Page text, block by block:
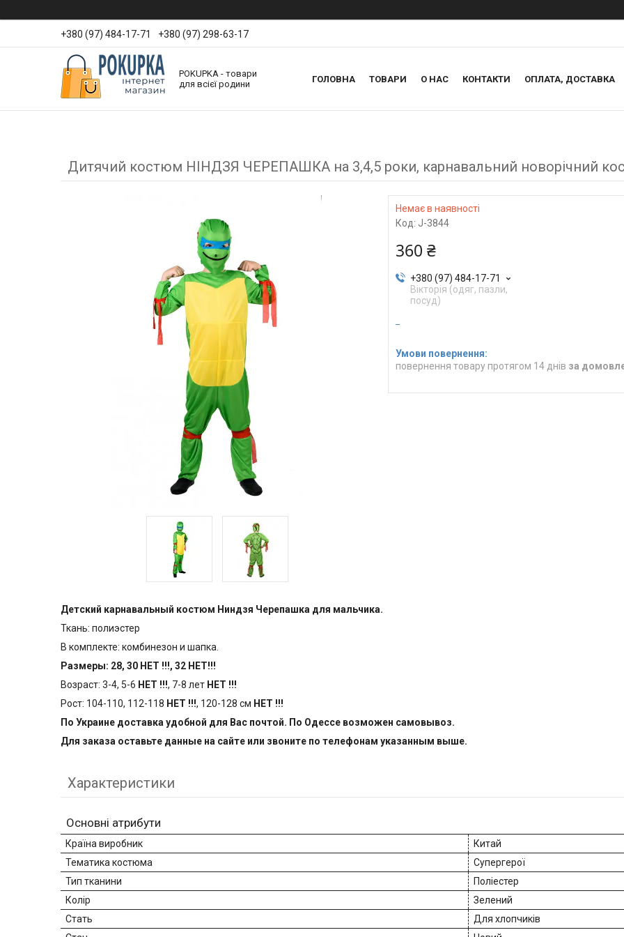
+380 (97) 484-17-71 +380 (97) 298-63-17
POKUPKA - товари
для всієї родини
ГОЛОВНА ТОВАРИ О НАС КОНТАКТИ ОПЛАТА, ДОСТАВКА
Дитячий костюм НІНДЗЯ ЧЕРЕПАШКА на 3,4,5 роки, карнавальний новорічний
Немає в наявності
Код: J-3844
360 ₴
+380 (97) 484-17-71
Вікторія (одяг, пазли,
посуд)
повернення товару протягом 14 днів за
Детский карнавальный костюм Ниндзя Черепашка для мальчика.
Ткань: полиэстер
В комплекте: комбинезон и шапка.
Размеры: 28, 30 НЕТ !!!, 32 НЕТ!!!
Возраст: 3-4, 5-6 НЕТ !!!, 7-8 лет НЕТ !!!
Рост: 104-110, 112-118 НЕТ !!!, 120-128 см НЕТ !!!
По Украине доставка удобной для Вас почтой. По Одессе возможен самовывоз.
Для заказа оставьте данные на сайте или звоните по телефонам указанным выше.
Характеристики
Основні атрибути
Країна виробник
Китай
Тематика костюма
Супергерої
Тип тканини
Поліестер
Колір
Зелений
Стать
Для хлопчиків